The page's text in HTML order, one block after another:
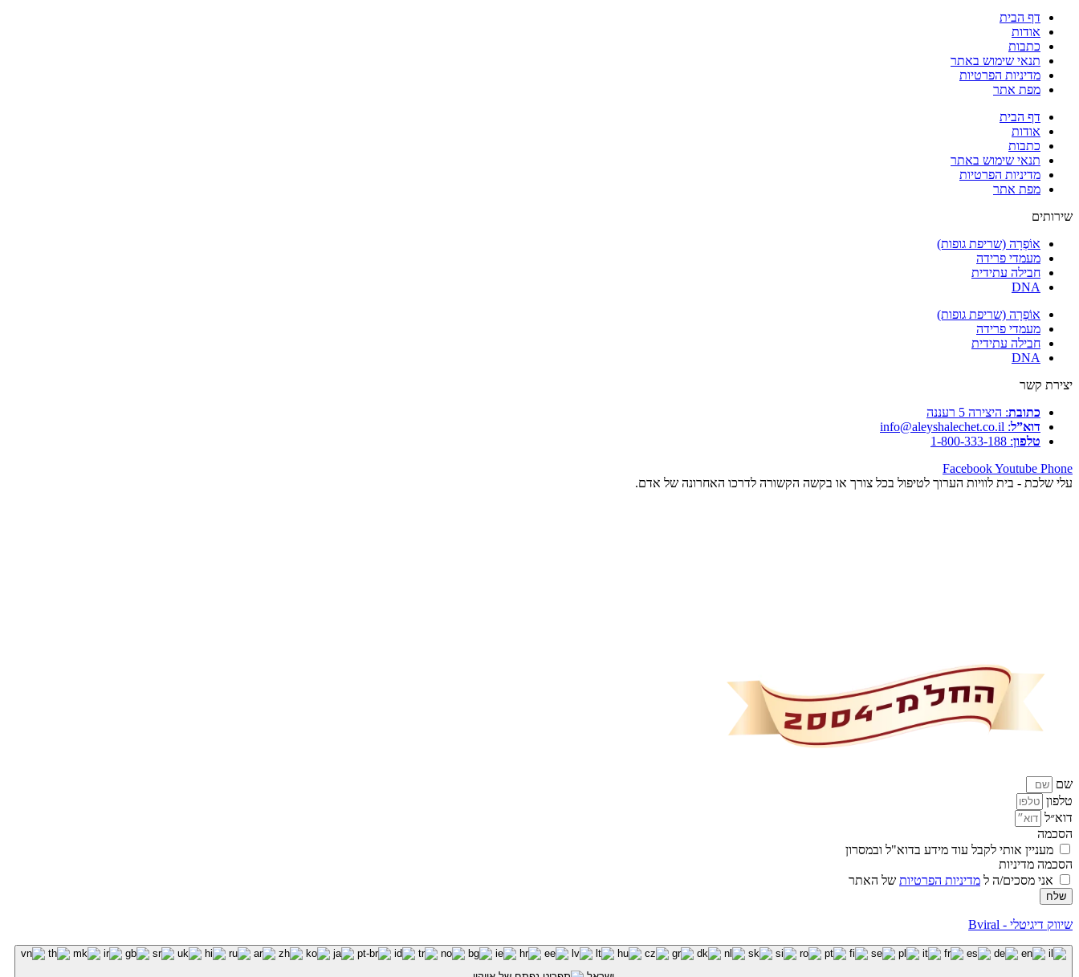
דף הבית
אודות
כתבות
תנאי שימוש באתר
מדיניות הפרטיות
מפת אתר
דף הבית
אודות
כתבות
תנאי שימוש באתר
מדיניות הפרטיות
מפת אתר
שירותים
אוֹפְרָה (שריפת גופות)
מעמדי פרידה
חבילה עתידית
DNA
אוֹפְרָה (שריפת גופות)
מעמדי פרידה
חבילה עתידית
DNA
יצירת קשר
כתובת: היצירה 5 רעננה
דוא”ל: info@aleyshalechet.co.il
טלפון: 1-800-333-188
FacebookYoutube Phone
עלי שלכת - בית לוויות הערוך לטיפול בכל צורך או בקשה הקשורה לדרכו האחרונה של אדם.
שם
טלפון
דוא״ל
הסכמה
מעניין אותי לקבל עוד מידע בדוא"ל ובמסרון
הסכמה מדיניות
אני מסכים/ה ל מדיניות הפרטיות של האתר
שלח
שיווק דיגיטלי - Bviral